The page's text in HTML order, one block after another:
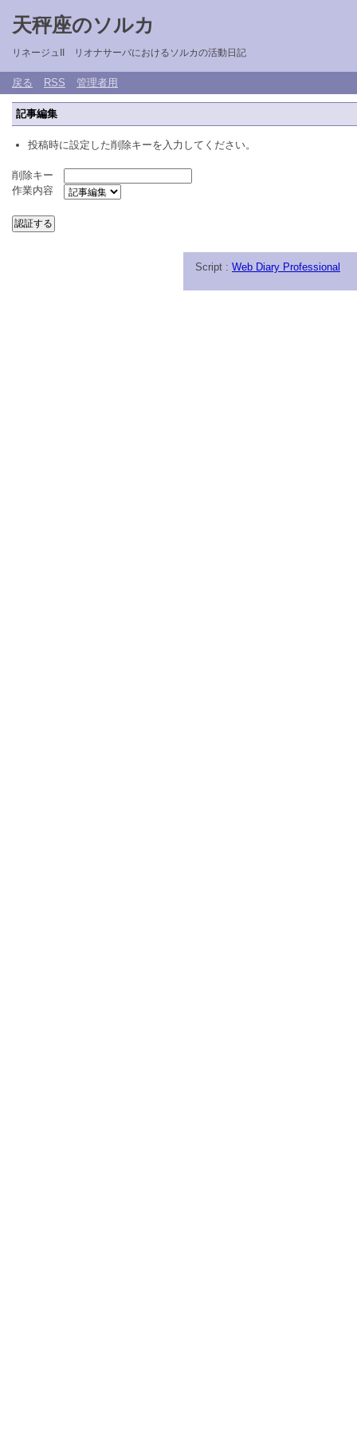
天秤座のソルカ
リネージュII リオナサーバにおけるソルカの活動日記
戻る RSS 管理者用
記事編集
投稿時に設定した削除キーを入力してください。
削除キー
作業内容
Script : Web Diary Professional